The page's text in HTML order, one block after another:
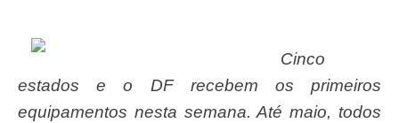
Cinco
estados e o DF recebem os primeiros
equipamentos nesta semana. Até maio, todos